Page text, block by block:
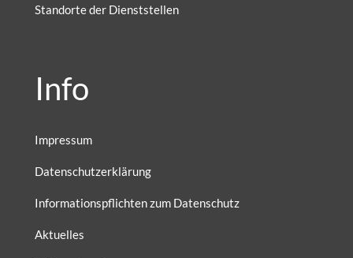
Standorte der Dienststellen
Info
Impressum
Datenschutzerklärung
Informationspflichten zum Datenschutz
Aktuelles